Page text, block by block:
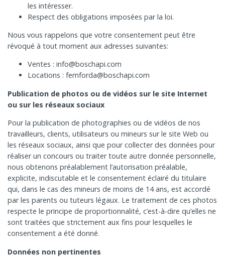
les intéresser.
Respect des obligations imposées par la loi.
Nous vous rappelons que votre consentement peut être
révoqué à tout moment aux adresses suivantes:
Ventes : info@boschapi.com
Locations : femforda@boschapi.com
Publication de photos ou de vidéos sur le site Internet
ou sur les réseaux sociaux
Pour la publication de photographies ou de vidéos de nos
travailleurs, clients, utilisateurs ou mineurs sur le site Web ou
les réseaux sociaux, ainsi que pour collecter des données pour
réaliser un concours ou traiter toute autre donnée personnelle,
nous obtenons préalablement l’autorisation préalable,
explicite, indiscutable et le consentement éclairé du titulaire
qui, dans le cas des mineurs de moins de 14 ans, est accordé
par les parents ou tuteurs légaux. Le traitement de ces photos
respecte le principe de proportionnalité, c’est-à-dire qu’elles ne
sont traitées que strictement aux fins pour lesquelles le
consentement a été donné.
Données non pertinentes